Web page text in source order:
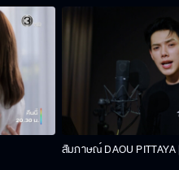
สัมภาษณ์ DAOU PITTAYA